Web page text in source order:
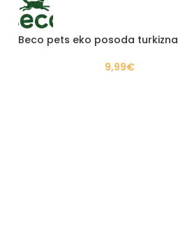
Beco pets eko posoda turkizna
9,99€